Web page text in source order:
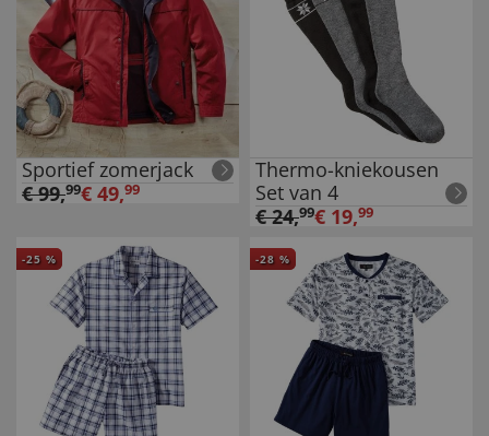
Sportief zomerjack
€99,99€ 49,99
Thermo-kniekousen
Set van 4
€24,99€ 19,99
-25 % -28 %